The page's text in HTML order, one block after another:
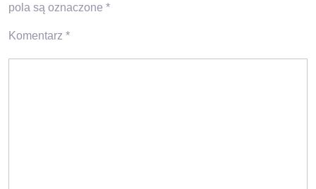
pola są oznaczone *
Komentarz *